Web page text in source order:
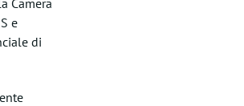
Camera
e
di